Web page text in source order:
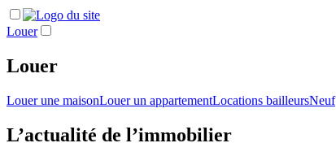
Louer
Louer
Louer une maisonLouer un appartementLocations bailleursNeuf
L’actualité de l’immobilier